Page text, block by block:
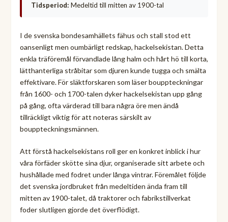
Tidsperiod: Medeltid till mitten av 1900-tal
I de svenska bondesamhällets fähus och stall stod ett
oansenligt men oumbärligt redskap, hackelsekistan. Detta
enkla träföremål förvandlade lång halm och hårt hö till korta,
lätthanterliga stråbitar som djuren kunde tugga och smälta
effektivare. För släktforskaren som läser bouppteckningar
från 1600- och 1700-talen dyker hackelsekistan upp gång
på gång, ofta värderad till bara några öre men ändå
tillräckligt viktig för att noteras särskilt av
bouppteckningsmännen.
Att förstå hackelsekistans roll ger en konkret inblick i hur
våra förfäder skötte sina djur, organiserade sitt arbete och
hushållade med fodret under långa vintrar. Föremålet följde
det svenska jordbruket från medeltiden ända fram till
mitten av 1900-talet, då traktorer och fabrikstillverkat
foder slutligen gjorde det överflödigt.